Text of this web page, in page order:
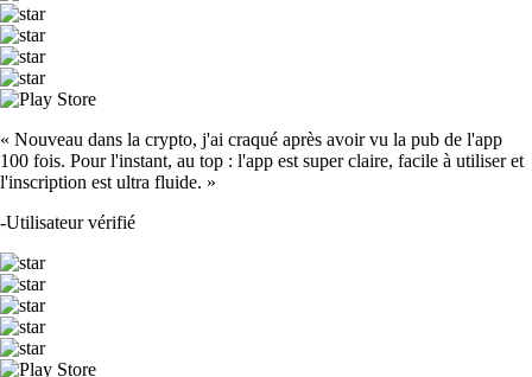
« Nouveau dans la crypto, j'ai craqué après avoir vu la pub de l'app
100 fois. Pour l'instant, au top : l'app est super claire, facile à utiliser et
l'inscription est ultra fluide. »
-Utilisateur vérifié